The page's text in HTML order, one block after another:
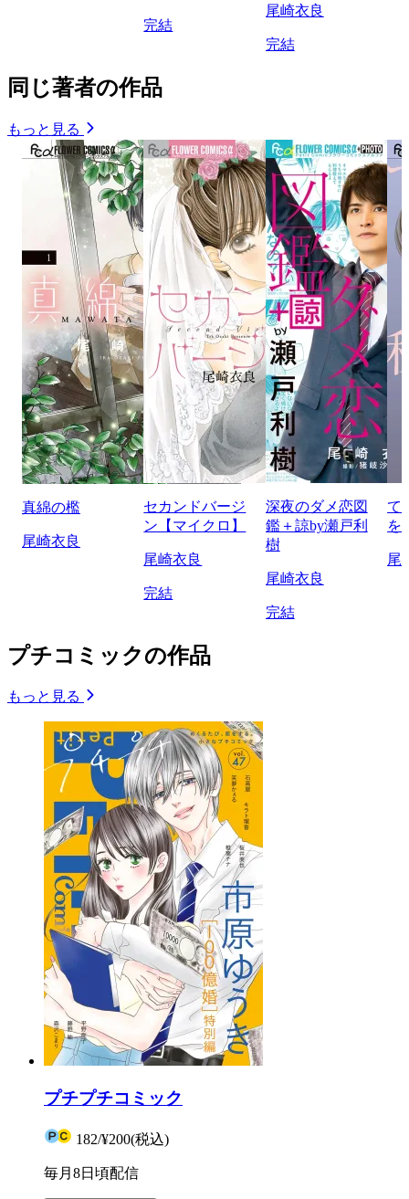
完結
尾崎衣良
完結
同じ著者の作品
もっと見る
真綿の檻
尾崎衣良
セカンドバージ
ン【マイクロ】
尾崎衣良
完結
深夜のダメ恋図
鑑＋諒by瀬戸利
樹
尾崎衣良
完結
て
を
尾
プチコミックの作品
もっと見る
プチプチコミック
182/¥200(税込)
毎月8日頃配信